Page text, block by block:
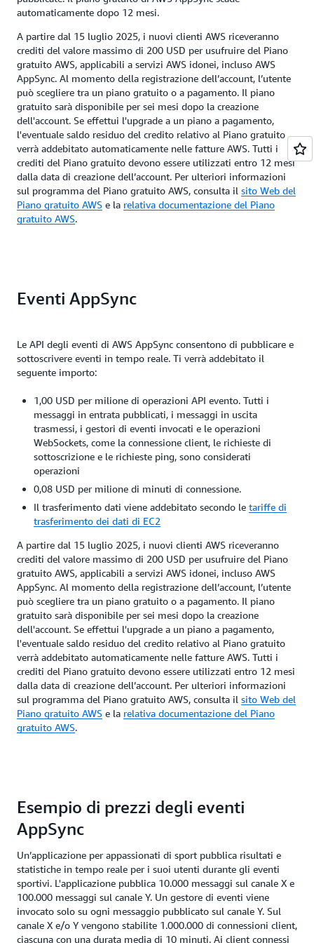
automaticamente dopo 12 mesi.
A partire dal 15 luglio 2025, i nuovi clienti AWS riceveranno
crediti del valore massimo di 200 USD per usufruire del Piano
gratuito AWS, applicabili a servizi AWS idonei, incluso AWS
AppSync. Al momento della registrazione dell’account, l’utente
può scegliere tra un piano gratuito o a pagamento. Il piano
gratuito sarà disponibile per sei mesi dopo la creazione
dell'account. Se effettui l'upgrade a un piano a pagamento,
l'eventuale saldo residuo del credito relativo al Piano gratuito
verrà addebitato automaticamente nelle fatture AWS. Tutti i
crediti del Piano gratuito devono essere utilizzati entro 12 mesi
dalla data di creazione dell’account. Per ulteriori informazioni
sul programma del Piano gratuito AWS, consulta il sito Web del
Piano gratuito AWS e la relativa documentazione del Piano
gratuito AWS.
Eventi AppSync
Le API degli eventi di AWS AppSync consentono di pubblicare e
sottoscrivere eventi in tempo reale. Ti verrà addebitato il
seguente importo:
1,00 USD per milione di operazioni API evento. Tutti i
messaggi in entrata pubblicati, i messaggi in uscita
trasmessi, i gestori di eventi invocati e le operazioni
WebSockets, come la connessione client, le richieste di
sottoscrizione e le richieste ping, sono considerati
operazioni
0,08 USD per milione di minuti di connessione.
Il trasferimento dati viene addebitato secondo le tariffe di
trasferimento dei dati di EC2
A partire dal 15 luglio 2025, i nuovi clienti AWS riceveranno
crediti del valore massimo di 200 USD per usufruire del Piano
gratuito AWS, applicabili a servizi AWS idonei, incluso AWS
AppSync. Al momento della registrazione dell’account, l’utente
può scegliere tra un piano gratuito o a pagamento. Il piano
gratuito sarà disponibile per sei mesi dopo la creazione
dell'account. Se effettui l'upgrade a un piano a pagamento,
l'eventuale saldo residuo del credito relativo al Piano gratuito
verrà addebitato automaticamente nelle fatture AWS. Tutti i
crediti del Piano gratuito devono essere utilizzati entro 12 mesi
dalla data di creazione dell’account. Per ulteriori informazioni
sul programma del Piano gratuito AWS, consulta il sito Web del
Piano gratuito AWS e la relativa documentazione del Piano
gratuito AWS.
Esempio di prezzi degli eventi
AppSync
Un’applicazione per appassionati di sport pubblica risultati e
statistiche in tempo reale per i suoi utenti durante gli eventi
sportivi. L'applicazione pubblica 10.000 messaggi sul canale X e
100.000 messaggi sul canale Y. Un gestore di eventi viene
invocato solo su ogni messaggio pubblicato sul canale Y. Sul
canale X e/o Y vengono stabilite 1.000.000 di connessioni client,
ciascuna con una durata media di 10 minuti. Ai client connessi